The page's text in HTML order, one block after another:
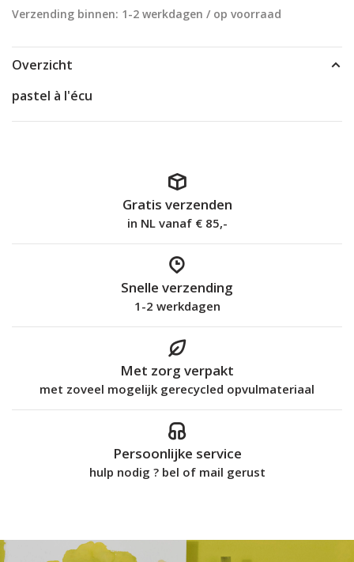
Verzending binnen: 1-2 werkdagen / op voorraad
Overzicht
pastel à l'écu
Gratis verzenden
in NL vanaf € 85,-
Snelle verzending
1-2 werkdagen
Met zorg verpakt
met zoveel mogelijk gerecycled opvulmateriaal
Persoonlijke service
hulp nodig ? bel of mail gerust